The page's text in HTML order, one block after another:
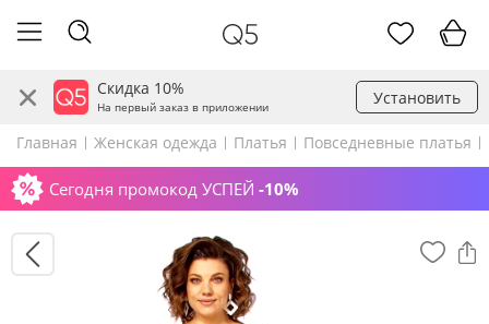
Скидка 10%
На первый заказ в приложении Установить
Главная Женская одежда Платья Повседневные платья
Сегодня промокод УСПЕЙ -10%